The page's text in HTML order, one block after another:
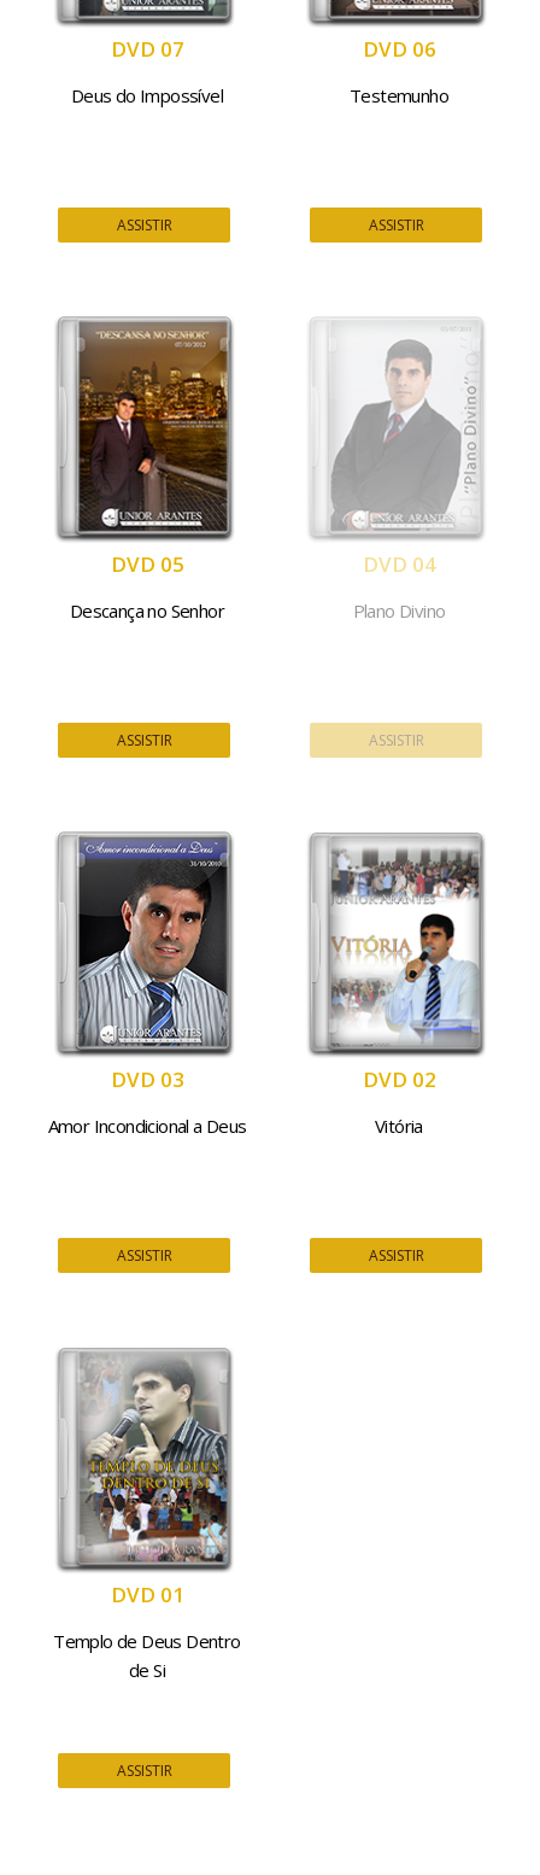
DVD 07
Deus do Impossível
ASSISTIR
DVD 06
Testemunho
ASSISTIR
DVD 05
Descança no Senhor
ASSISTIR
DVD 04
Plano Divino
ASSISTIR
DVD 03
Amor Incondicional a Deus
ASSISTIR
DVD 02
Vitória
ASSISTIR
DVD 01
Templo de Deus Dentro
de Si
ASSISTIR